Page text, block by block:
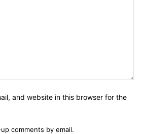
and website in this browser for the
comments by email.